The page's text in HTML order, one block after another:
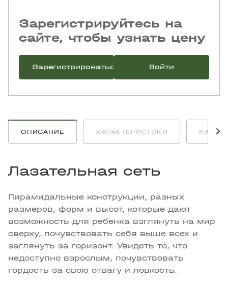
Зарегистрируйтесь на
сайте, чтобы узнать цену
Зарегистрироваться Войти
ОПИСАНИЕ ХАРАКТЕРИСТИКИ КАК
Лазательная сеть
Пирамидальные конструкции, разных
размеров, форм и высот, которые дают
возможность для ребенка взглянуть на мир
сверху, почувствовать себя выше всех и
заглянуть за горизонт. Увидеть то, что
недоступно взрослым, почувствовать
гордость за свою отвагу и ловкость.